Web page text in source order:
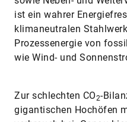
ist ein wahrer
klimaneutralen
Prozessenergie von
wie Wind- und
Zur schlechten CO2-
gigantischen Hochöfen